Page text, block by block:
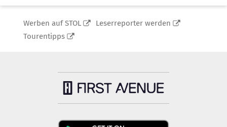
Werben auf STOL
Leserreporter werden
Tourentipps